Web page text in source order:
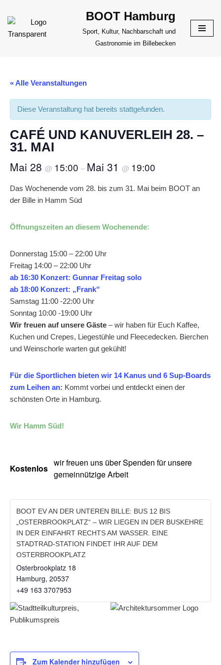
Zum
Inhalt
BOOT Hamburg
Sport, Kultur, Nachbarschaft und
Gastronomie im Billebecken
« Alle Veranstaltungen
Diese Veranstaltung hat bereits stattgefunden.
CAFÉ UND KANUVERLEIH 28. –
31. MAI
Mai 28 @ 15:00 – Mai 31 @ 19:00
Das Wochenende vom 28. bis zum 31. Mai beim BOOT an
der Bille in Hamm Süd
Öffnungszeiten an diesem Wochenende:
Donnerstag 15:00 – 22:00 Uhr
Freitag 14:00 – 22:00 Uhr
ab 16:30 Konzert: Gunnar Freitag solo
ab 18:00 Konzert: „Frank“
Samstag 11:00 -22:00 Uhr
Sonntag 10:00 -19:00 Uhr
Wir freuen auf unsere Gäste – wir haben für Euch Kaffee,
Kuchen und Crepes, Liegestühle und Fleecedecken. Bierchen
und Weinschorle warten gut gekühlt!
Für die Sportlichen bieten wir 14 Kanus und 6 Sup-Boards
zum Leihen an: Kommt vorbei und entdeckt einen der
schönsten Orte in Hamburg.
Wir Hamm Süd!
Kostenlos
wir freuen uns über Spenden für unsere
gemeinnützige Arbeit
BOOT EV AN DER UNTEREN BILLE: BUS 12 BIS
„OSTERBROOKPLATZ“ – WIR LIEGEN IN DER BUSKEHRE
IN DER EINFAHRT RECHTS AM WASSER. EINE
STADTRAD-STATION FINDET IHR AUF DEM
OSTERBROOKPLATZ
Osterbrookplatz 18
Hamburg, 20537
‭+49 163 3707953‬
Zum Kalender hinzufügen